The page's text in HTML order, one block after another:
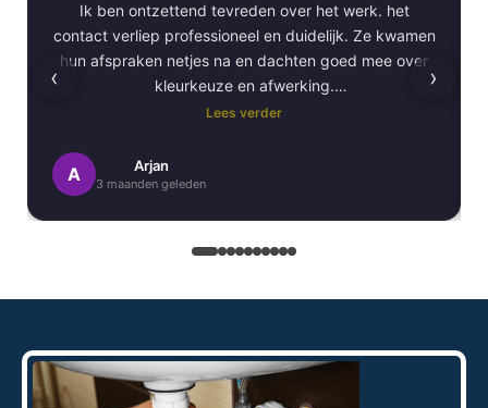
Ik ben ontzettend tevreden over het werk. het
contact verliep professioneel en duidelijk. Ze kwamen
hun afspraken netjes na en dachten goed mee over
kleurkeuze en afwerking.
uitgevoerd. Alles is strak afgewerkt en ze werkten
netjes en zorgvuldig, met oog voor detail. .
Lees verder
A Arjan
3 maanden geleden
‹ ›